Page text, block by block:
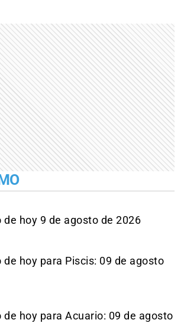
de hoy 9 de agosto de 2026
de hoy para Piscis: 09 de agosto
de hoy para Acuario: 09 de agosto